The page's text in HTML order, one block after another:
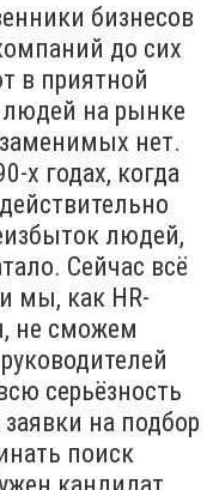
бизнесов
до сих
в приятной
людей на рынке
нет.
х годах, когда
людей,
Сейчас всё
мы, как HR-
не сможем
серьёзность
на подбор
поиск